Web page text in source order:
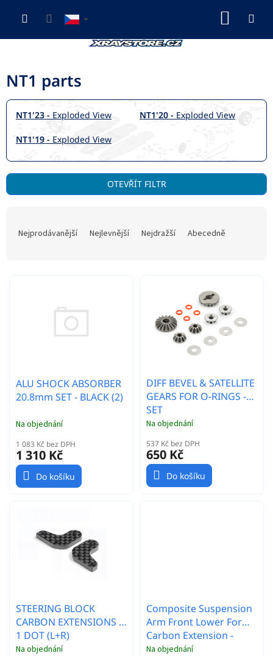
NT1 parts
NT1'23 - Exploded View NT1'20 - Exploded View
NT1'19 - Exploded View
ů
Nejprodávanější Nejlevnější Nejdražší Abecedně
OTEVŘÍT FILTR
V
ý
ALU SHOCK ABSORBER
20.8mm SET - BLACK (2)
Na objednání
1 083 Kč bez DPH
1 310 Kč
Do košíku
DIFF BEVEL & SATELLITE
GEARS FOR O-RINGS -
SET
Na objednání
537 Kč bez DPH
650 Kč
Do košíku
STEERING BLOCK
CARBON EXTENSIONS -
1 DOT (L+R)
Na objednání
Composite Suspension
Arm Front Lower For
Carbon Extension -
Graphite
Na objednání